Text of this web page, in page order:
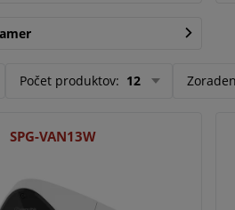
Počet produktov: 12
SPG-VAN13W